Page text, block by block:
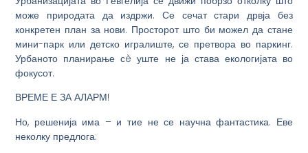
може природата да издржи. Се сечат стари дрвја без
конкретен план за нови. Просторот што би можел да стане
мини-парк или детско игралиште, се претвора во паркинг.
Урбаното планирање сè уште не ја става екологијата во
фокусот.
ВРЕМЕ Е ЗА АЛАРМ!
Но, решенија има – и тие не се научна фантастика. Еве
неколку предлога: